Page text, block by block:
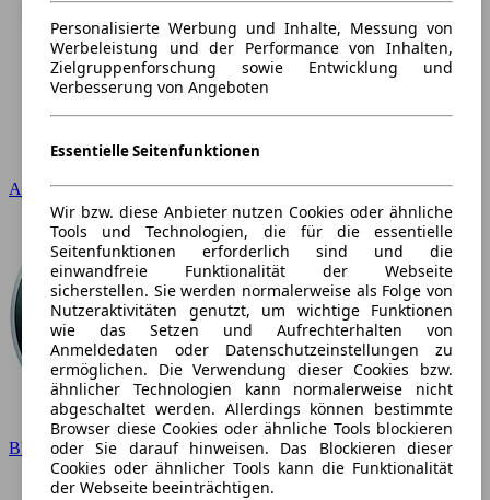
Audi
BMW
Personalisierte Werbung und Inhalte, Messung von
Werbeleistung und der Performance von Inhalten,
Zielgruppenforschung sowie Entwicklung und
Verbesserung von Angeboten
Essentielle Seitenfunktionen
Wir bzw. diese Anbieter nutzen Cookies oder ähnliche
Tools und Technologien, die für die essentielle
Seitenfunktionen erforderlich sind und die
einwandfreie Funktionalität der Webseite
sicherstellen. Sie werden normalerweise als Folge von
Nutzeraktivitäten genutzt, um wichtige Funktionen
wie das Setzen und Aufrechterhalten von
Anmeldedaten oder Datenschutzeinstellungen zu
ermöglichen. Die Verwendung dieser Cookies bzw.
ähnlicher Technologien kann normalerweise nicht
abgeschaltet werden. Allerdings können bestimmte
Browser diese Cookies oder ähnliche Tools blockieren
oder Sie darauf hinweisen. Das Blockieren dieser
Cookies oder ähnlicher Tools kann die Funktionalität
der Webseite beeinträchtigen.